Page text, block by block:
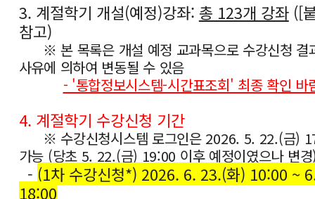
3. 계절학기 개설(예정)강좌: 총 123개 강좌 ([
참고)
※ 본 목록은 개설 예정 교과목으로 수강신청 결
사유에 의하여 변동될 수 있음
- '통합정보시스템-시간표조회' 최종 확인 바
4. 계절학기 수강신청 기간
※ 수강신청시스템 로그인은 2026. 5. 22.(금)
가능 (당초 5. 22.(금) 19:00 이후 예정이였으나 변
- (1차 수강신청*) 2026. 6. 23.(화) 10:00 ~
18:00